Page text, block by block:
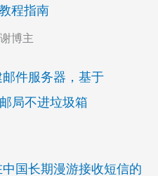
程指南
博主
邮件服务器，基于
局不进垃圾箱
国长期漫游接收短信的